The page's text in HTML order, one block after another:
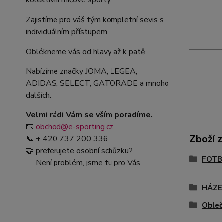
Zajistíme pro váš tým kompletní sevis s
individuálním přístupem.
Oblékneme vás od hlavy až k patě.
Nabízíme značky JOMA, LEGEA,
ADIDAS, SELECT, GATORADE a mnoho
dalších.
Velmi rádi Vám se vším poradíme.
📧 obchod@e-sporting.cz
📞 + 420 737 200 336
🤝 preferujete osobní schůzku?
Není problém, jsme tu pro Vás
Zboží